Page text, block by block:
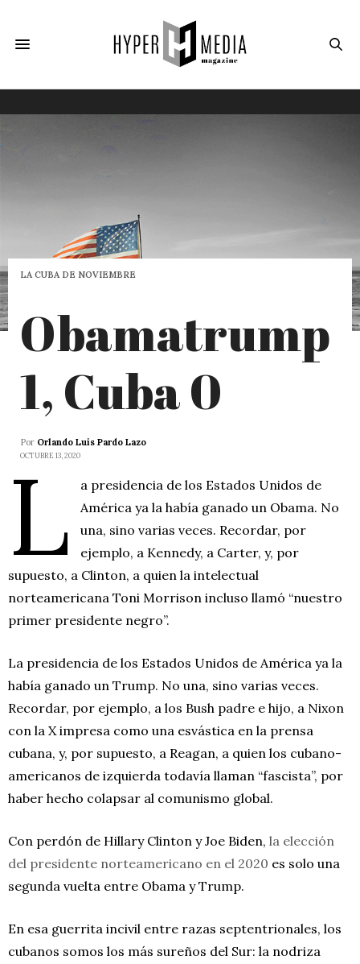
LA CUBA DE NOVIEMBRE
Obamatrump
1, Cuba 0
Por Orlando Luis Pardo Lazo
OCTUBRE 13, 2020
L
a presidencia de los Estados Unidos de
América ya la había ganado un Obama. No
una, sino varias veces. Recordar, por
ejemplo, a Kennedy, a Carter, y, por
supuesto, a Clinton, a quien la intelectual
norteamericana Toni Morrison incluso llamó “nuestro
primer presidente negro”.
La presidencia de los Estados Unidos de América ya la
había ganado un Trump. No una, sino varias veces.
Recordar, por ejemplo, a los Bush padre e hijo, a Nixon
con la X impresa como una esvástica en la prensa
cubana, y, por supuesto, a Reagan, a quien los cubano-
americanos de izquierda todavía llaman “fascista”, por
haber hecho colapsar al comunismo global.
Con perdón de Hillary Clinton y Joe Biden, la elección
del presidente norteamericano en el 2020 es solo una
segunda vuelta entre Obama y Trump.
En esa guerrita incivil entre razas septentrionales, los
cubanos somos los más sureños del Sur: la nodriza